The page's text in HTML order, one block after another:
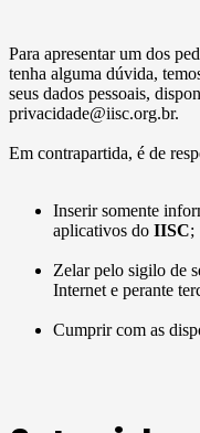
Para apresentar um dos
tenha alguma dúvida,
seus dados pessoais,
privacidade@iisc.org.br.
Em contrapartida, é de
Inserir somente
aplicativos do IISC;
Zelar pelo sigilo de
Internet e perante
Cumprir com as